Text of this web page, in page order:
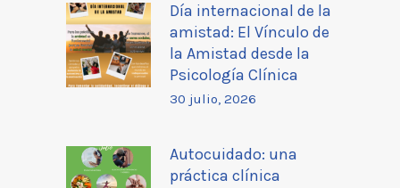
Día internacional de la
amistad: El Vínculo de
la Amistad desde la
Psicología Clínica
30 julio, 2026
Autocuidado: una
práctica clínica